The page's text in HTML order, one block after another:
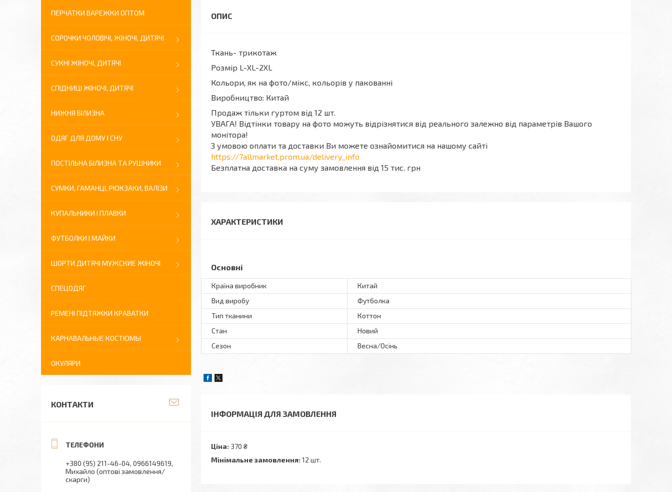
Ткань- трикотаж
Розмір L-XL-2XL
Кольори, як на фото/мікс, кольорів у пакованні
Виробництво: Китай
Продаж тільки гуртом від 12 шт.
УВАГА! Відтінки товару на фото можуть відрізнятися від реального залежно від параметрів Вашого
монітора!
З умовою оплати та доставки Ви можете ознайомитися на нашому сайті
https://7allmarket.prom.ua/delivery_info
Безплатна доставка на суму замовлення від 15 тис. грн
ХАРАКТЕРИСТИКИ
Основні
Країна виробник
Китай
Вид виробу
Футболка
Тип тканини
Коттон
Стан
Новий
Сезон
Весна/Осінь
ІНФОРМАЦІЯ ДЛЯ ЗАМОВЛЕННЯ
Ціна: 370 ₴
Мінімальне замовлення: 12 шт.
ПЕРЧАТКИ ВАРЕЖКИ ОПТОМ
СОРОЧКИ ЧОЛОВІЧІ, ЖІНОЧІ, ДИТЯЧІ
СУКНІ ЖІНОЧІ, ДИТЯЧІ
СПІДНИЦІ ЖІНОЧІ, ДИТЯЧІ
НИЖНЯ БІЛИЗНА
ОДЯГ ДЛЯ ДОМУ І СНУ
ПОСТІЛЬНА БІЛИЗНА ТА РУШНИКИ
СУМКИ, ГАМАНЦІ, РЮКЗАКИ, ВАЛІЗИ
КУПАЛЬНИКИ І ПЛАВКИ
ФУТБОЛКИ І МАЙКИ
ШОРТИ ДИТЯЧІ МУЖСКИЕ ЖІНОЧІ
СПЕЦОДЯГ
РЕМЕНІ ПІДТЯЖКИ КРАВАТКИ
КАРНАВАЛЬНЫЕ КОСТЮМЫ
ОКУЛЯРИ
КОНТАКТИ
+380 (95) 211-46-04 0966149619
Михайло (оптові замовлення/
скарги)